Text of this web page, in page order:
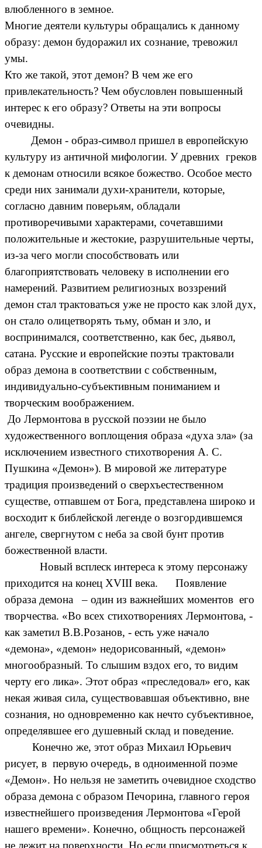
влюбленного в земное.
Многие деятели культуры обращались к данному
образу: демон будоражил их сознание, тревожил
умы.
Кто же такой, этот демон? В чем же его
привлекательность? Чем обусловлен повышенный
интерес к его образу? Ответы на эти вопросы
очевидны.
Демон - образ-символ пришел в европейскую
культуру из античной мифологии. У древних греков
к демонам относили всякое божество. Особое место
среди них занимали духи-хранители, которые,
согласно давним поверьям, обладали
противоречивыми характерами, сочетавшими
положительные и жестокие, разрушительные черты,
из-за чего могли способствовать или
благоприятствовать человеку в исполнении его
намерений. Развитием религиозных воззрений
демон стал трактоваться уже не просто как злой дух,
он стало олицетворять тьму, обман и зло, и
воспринимался, соответственно, как бес, дьявол,
сатана. Русские и европейские поэты трактовали
образ демона в соответствии с собственным,
индивидуально-субъективным пониманием и
творческим воображением.
До Лермонтова в русской поэзии не было
художественного воплощения образа «духа зла» (за
исключением известного стихотворения А. С.
Пушкина «Демон»). В мировой же литературе
традиция произведений о сверхъестественном
существе, отпавшем от Бога, представлена широко и
восходит к библейской легенде о возгордившемся
ангеле, свергнутом с неба за свой бунт против
божественной власти.
Новый всплеск интереса к этому персонажу
приходится на конец ХVIII века. Появление
образа демона – один из важнейших моментов его
творчества. «Во всех стихотворениях Лермонтова, -
как заметил В.В.Розанов, - есть уже начало
«демона», «демон» недорисованный, «демон»
многообразный. То слышим вздох его, то видим
черту его лика». Этот образ «преследовал» его, как
некая живая сила, существовавшая объективно, вне
сознания, но одновременно как нечто субъективное,
определявшее его душевный склад и поведение.
Конечно же, этот образ Михаил Юрьевич
рисует, в первую очередь, в одноименной поэме
«Демон». Но нельзя не заметить очевидное сходство
образа демона с образом Печорина, главного героя
известнейшего произведения Лермонтова «Герой
нашего времени». Конечно, общность персонажей
не лежит на поверхности. Но если присмотреться к